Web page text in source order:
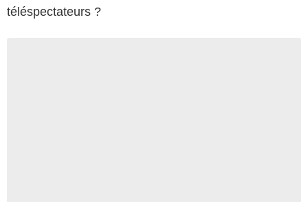
téléspectateurs ?